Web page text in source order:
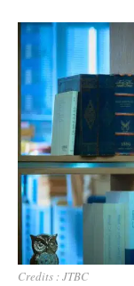
Credits : JTBC